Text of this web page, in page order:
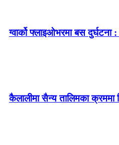
ग्वार्को फ्लाइओभरमा बस
कैलालीमा सैन्य तालिमका